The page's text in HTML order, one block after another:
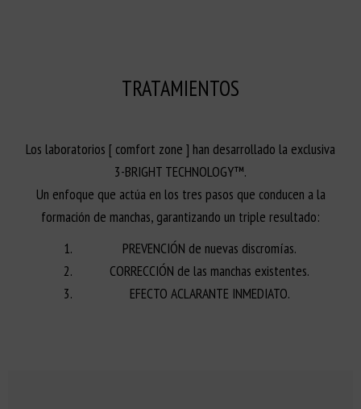
TRATAMIENTOS
Los laboratorios [ comfort zone ] han desarrollado la exclusiva
3-BRIGHT TECHNOLOGY™.
Un enfoque que actúa en los tres pasos que conducen a la
formación de manchas, garantizando un triple resultado:
PREVENCIÓN de nuevas discromías.
CORRECCIÓN de las manchas existentes.
EFECTO ACLARANTE INMEDIATO.